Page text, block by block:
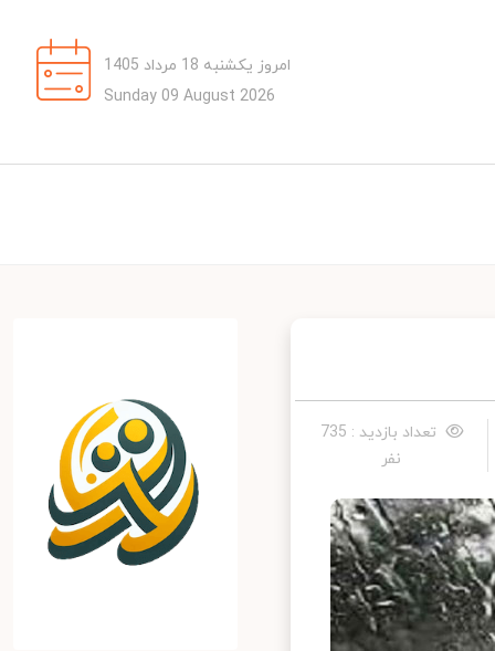
امروز یکشنبه 18 مرداد 1405
Sunday 09 August 2026
تعداد بازدید : 735
نفر